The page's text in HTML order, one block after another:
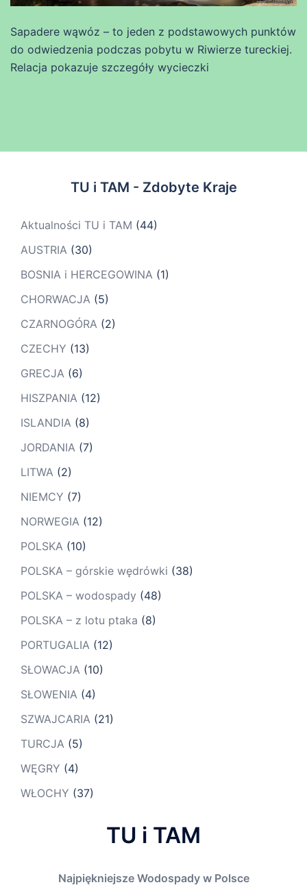
Sapadere wąwóz – to jeden z podstawowych punktów
do odwiedzenia podczas pobytu w Riwierze tureckiej.
Relacja pokazuje szczegóły wycieczki
TU i TAM - Zdobyte Kraje
Aktualności TU i TAM (44)
AUSTRIA (30)
BOSNIA i HERCEGOWINA (1)
CHORWACJA (5)
CZARNOGÓRA (2)
CZECHY (13)
GRECJA (6)
HISZPANIA (12)
ISLANDIA (8)
JORDANIA (7)
LITWA (2)
NIEMCY (7)
NORWEGIA (12)
POLSKA (10)
POLSKA – górskie wędrówki (38)
POLSKA – wodospady (48)
POLSKA – z lotu ptaka (8)
PORTUGALIA (12)
SŁOWACJA (10)
SŁOWENIA (4)
SZWAJCARIA (21)
TURCJA (5)
WĘGRY (4)
WŁOCHY (37)
TU i TAM
Najpiękniejsze Wodospady w Polsce